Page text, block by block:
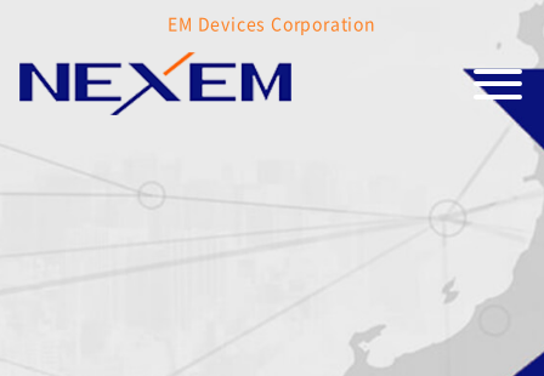
EM Devices Corporation